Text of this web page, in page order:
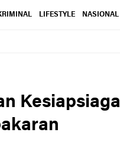
LIFESTYLE NASIONAL